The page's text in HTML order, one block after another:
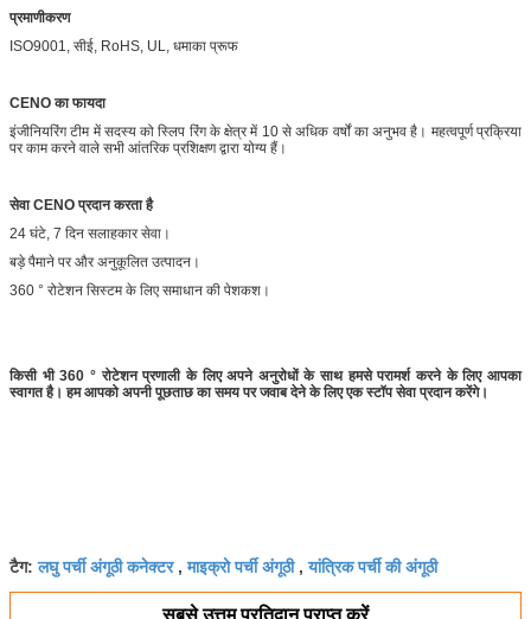
प्रमाणीकरण
ISO9001, सीई, RoHS, UL, धमाका प्रूफ
CENO का फायदा
इंजीनियरिंग टीम में सदस्य को स्लिप रिंग के क्षेत्र में 10 से अधिक वर्षों का अनुभव है। महत्वपूर्ण प्रक्रिया
पर काम करने वाले सभी आंतरिक प्रशिक्षण द्वारा योग्य हैं।
सेवा CENO प्रदान करता है
24 घंटे, 7 दिन सलाहकार सेवा।
बड़े पैमाने पर और अनुकूलित उत्पादन।
360 ° रोटेशन सिस्टम के लिए समाधान की पेशकश।
किसी भी 360 ° रोटेशन प्रणाली के लिए अपने अनुरोधों के साथ हमसे परामर्श करने के लिए आपका
स्वागत है। हम आपको अपनी पूछताछ का समय पर जवाब देने के लिए एक स्टॉप सेवा प्रदान करेंगे।
टैग:लघु पर्ची अंगूठी कनेक्टर,माइक्रो पर्ची अंगूठी,यांत्रिक पर्ची की अंगूठी
सबसे उत्तम प्रतिदान प्राप्त करें